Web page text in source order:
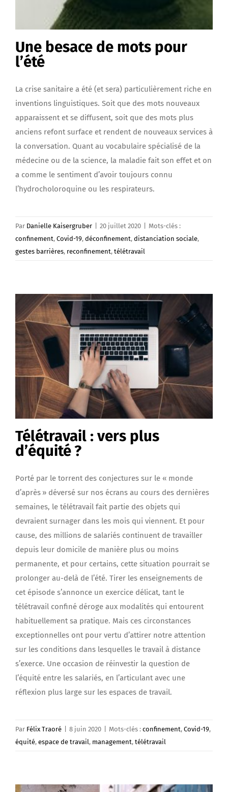
Une besace de mots pour
l’été
La crise sanitaire a été (et sera) particulièrement riche en
inventions linguistiques. Soit que des mots nouveaux
apparaissent et se diffusent, soit que des mots plus
anciens refont surface et rendent de nouveaux services à
la conversation. Quant au vocabulaire spécialisé de la
médecine ou de la science, la maladie fait son effet et on
a comme le sentiment d’avoir toujours connu
l’hydrocholoroquine ou les respirateurs.
Par Danielle Kaisergruber 20 juillet 2020
Mots-clés :
confinement, Covid-19, déconfinement, distanciation sociale,
gestes barrières, reconfinement, télétravail
Télétravail : vers plus
d’équité ?
Porté par le torrent des conjectures sur le « monde
d’après » déversé sur nos écrans au cours des dernières
semaines, le télétravail fait partie des objets qui
devraient surnager dans les mois qui viennent. Et pour
cause, des millions de salariés continuent de travailler
depuis leur domicile de manière plus ou moins
permanente, et pour certains, cette situation pourrait se
prolonger au-delà de l’été. Tirer les enseignements de
cet épisode s’annonce un exercice délicat, tant le
télétravail confiné déroge aux modalités qui entourent
habituellement sa pratique. Mais ces circonstances
exceptionnelles ont pour vertu d’attirer notre attention
sur les conditions dans lesquelles le travail à distance
s’exerce. Une occasion de réinvestir la question de
l’équité entre les salariés, en l’articulant avec une
réflexion plus large sur les espaces de travail.
Par Félix Traoré 8 juin 2020 Mots-clés : confinement, Covid-19,
équité, espace de travail, management, télétravail